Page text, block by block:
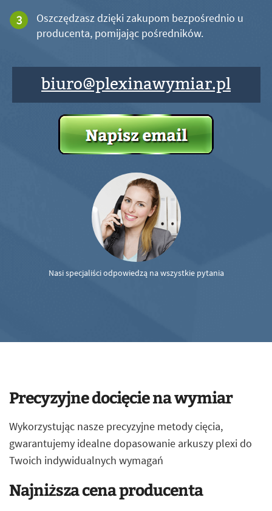
Oszczędzasz dzięki zakupom bezpośrednio u
producenta, pomijając pośredników.
biuro@plexinawymiar.pl
Nasi specjaliści odpowiedzą na wszystkie pytania
Precyzyjne docięcie na wymiar
Wykorzystując nasze precyzyjne metody cięcia,
gwarantujemy idealne dopasowanie arkuszy plexi do
Twoich indywidualnych wymagań
Najniższa cena producenta